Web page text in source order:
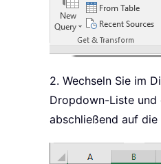
2. Wechseln Sie im
Dropdown-Liste und
abschließend auf